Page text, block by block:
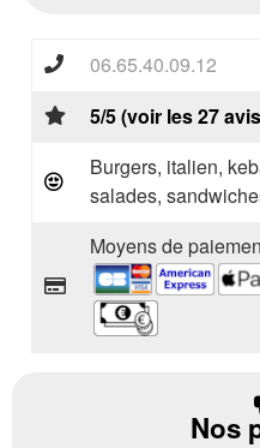
06.65.40.09.12
5/5 (voir les 27
Burgers, italien,
salades,
Moyens de
Nos